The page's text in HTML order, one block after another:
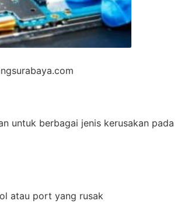
untuk berbagai jenis kerusakan pada
atau port yang rusak